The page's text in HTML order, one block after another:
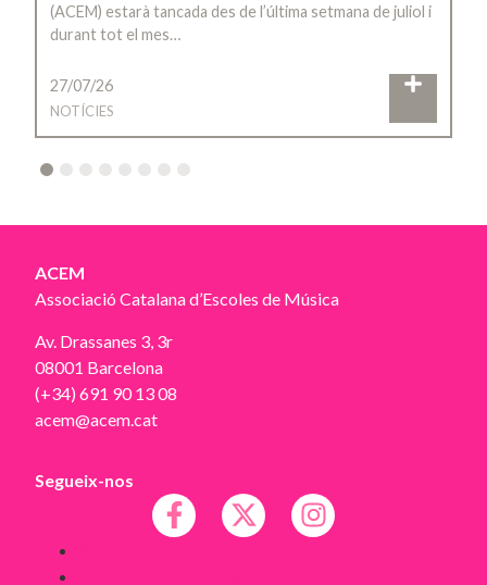
(ACEM) estarà tancada des de l’última setmana de juliol i
durant tot el mes…
27/07/26
NOTÍCIES
4 5 6 7 8
ACEM
Associació Catalana d’Escoles de Música
Av. Drassanes 3, 3r
08001 Barcelona
(+34) 691 90 13 08
acem@acem.cat
Segueix-nos